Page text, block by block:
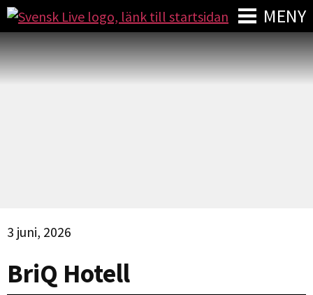
MENY
3 juni, 2026
BriQ Hotell